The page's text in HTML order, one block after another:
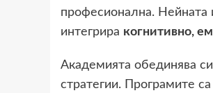
професионална. Нейната
интегрира когнитивно,
Академията обединява
стратегии. Програмите